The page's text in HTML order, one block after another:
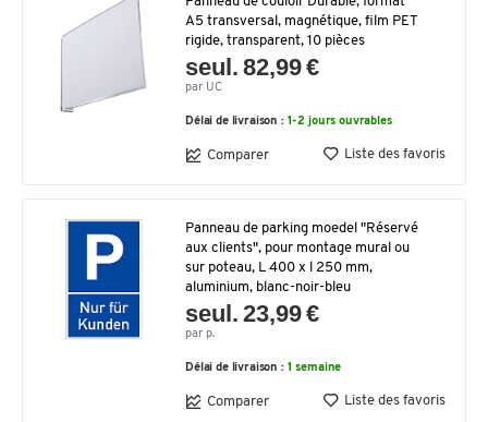
A5 transversal, magnétique, film PET
rigide, transparent, 10 pièces
seul. 82,99 €
par UC
Délai de livraison : 1-2 jours ouvrables
Comparer Liste des favoris
Panneau de parking moedel "Réservé
aux clients", pour montage mural ou
sur poteau, L 400 x l 250 mm,
aluminium, blanc-noir-bleu
seul. 23,99 €
par p.
Délai de livraison : 1 semaine
Comparer Liste des favoris